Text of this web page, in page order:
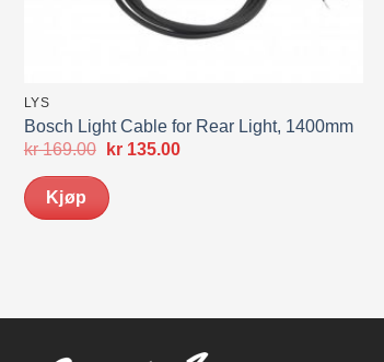
LYS
Bosch Light Cable for Rear Light, 1400mm
kr169.00
Opprinnelig
var:
kr 169.00.
kr135.00Nåværende
Kjøp